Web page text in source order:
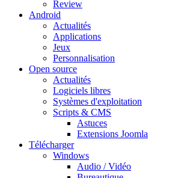
Review
Android
Actualités
Applications
Jeux
Personnalisation
Open source
Actualités
Logiciels libres
Systèmes d'exploitation
Scripts & CMS
Astuces
Extensions Joomla
Télécharger
Windows
Audio / Vidéo